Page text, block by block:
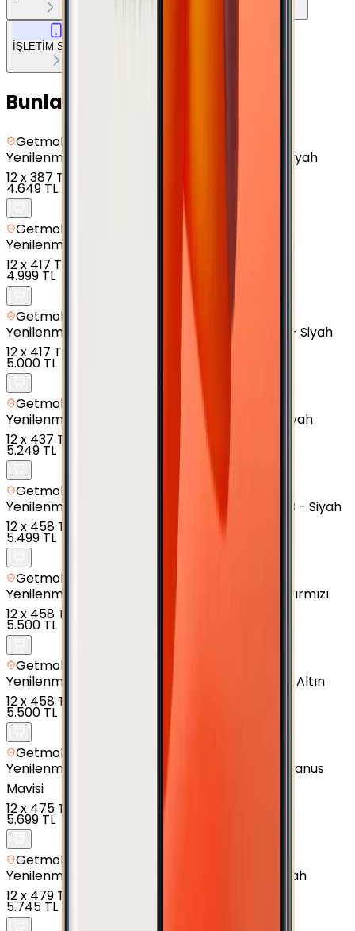
İŞLETİM SİSTEMİ
Bunları da Beğenebilirsin
Getmobil Güvencesi
Yenilenmiş
Samsung Galaxy J4 Plus - 16 GB - Siyah
12x387 TL
4.649 TL
Getmobil Güvencesi
Yenilenmiş
Samsung Galaxy A01 - 16 GB - Siyah
12x 417 TL
4.999 TL
Getmobil Güvencesi
Yenilenmiş
Samsung Galaxy A7 (2016) - 16 GB - Siyah
12x 417 TL
5.000 TL
Getmobil Güvencesi
Yenilenmiş
Samsung Galaxy J3 Pro - 16 GB - Siyah
12x 437 TL
5.249 TL
Getmobil Güvencesi
Yenilenmiş
Samsung Galaxy J7 Prime 2 - 32 GB - Siyah
12x 458 TL
5.499 TL
Getmobil Güvencesi
Yenilenmiş
Samsung Galaxy J6 Plus - 32 GB - Kırmızı
12x 458 TL
5.500 TL
Getmobil Güvencesi
Yenilenmiş
Samsung Galaxy J7 Prime - 16 GB - Altın
12x 458 TL
5.500 TL
Getmobil Güvencesi
Yenilenmiş
Samsung Galaxy M20 - 32 GB - Okyanus
Mavisi
12x 475 TL
5.699 TL
Getmobil Güvencesi
Yenilenmiş
Samsung Galaxy A02s - 32 GB - Siyah
12x 479 TL
5.745 TL